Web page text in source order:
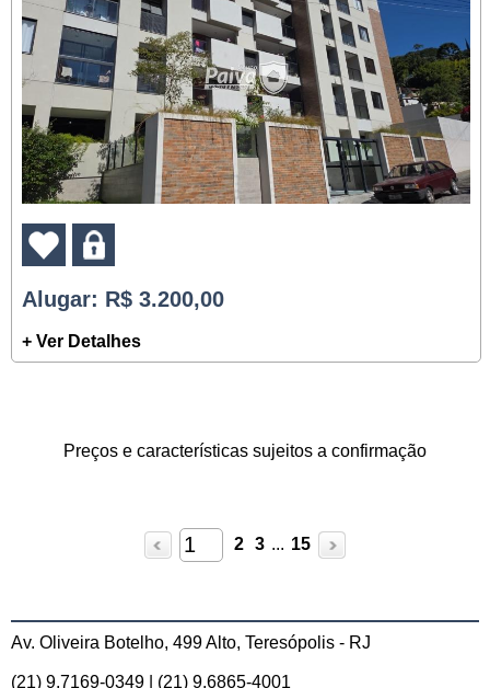
Alugar: R$ 3.200,00
+ Ver Detalhes
Preços e características sujeitos a confirmação
2 3 ... 15
Av. Oliveira Botelho, 499 Alto, Teresópolis - RJ
(21) 9.7169-0349 | (21) 9.6865-4001